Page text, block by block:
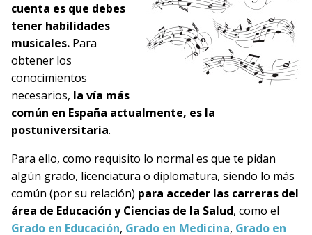
cuenta es que debes
tener habilidades
musicales. Para
obtener los
conocimientos
necesarios, la vía más
común en España actualmente, es la
postuniversitaria.
Para ello, como requisito lo normal es que te pidan
algún grado, licenciatura o diplomatura, siendo lo más
común (por su relación) para acceder las carreras del
área de Educación y Ciencias de la Salud, como el
Grado en Educación, Grado en Medicina, Grado en